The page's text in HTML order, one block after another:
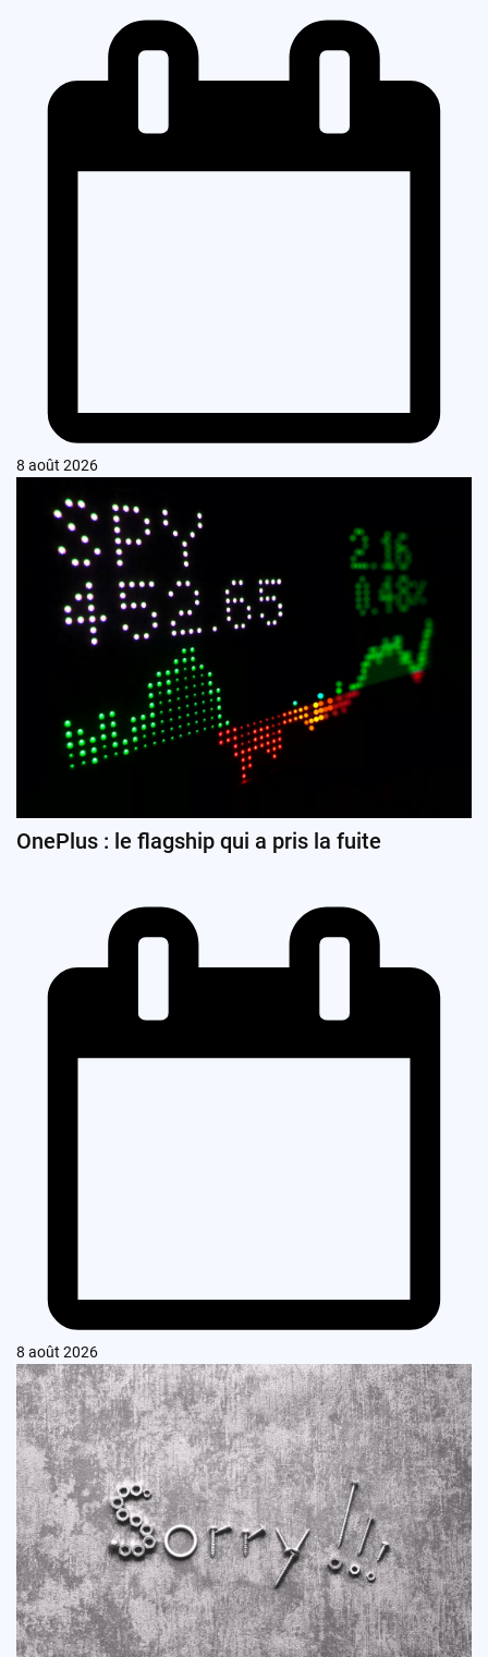
8 août 2026
OnePlus : le flagship qui a pris la fuite
8 août 2026